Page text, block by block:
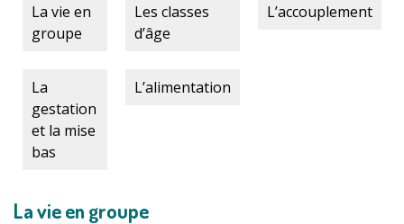
La vie en
groupe
Les classes
d’âge
L’accouplement
La
gestation
et la mise
bas
L’alimentation
La vie en groupe